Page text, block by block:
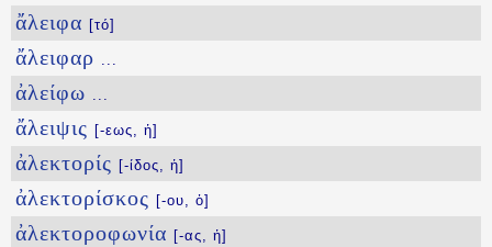
ἄλειφα [τό]
ἄλειφαρ ...
ἀλείφω ...
ἄλειψις [-εως, ἡ]
ἀλεκτορίς [-ίδος, ἡ]
ἀλεκτορίσκος [-ου, ὁ]
ἀλεκτοροφωνία [-ας, ἡ]